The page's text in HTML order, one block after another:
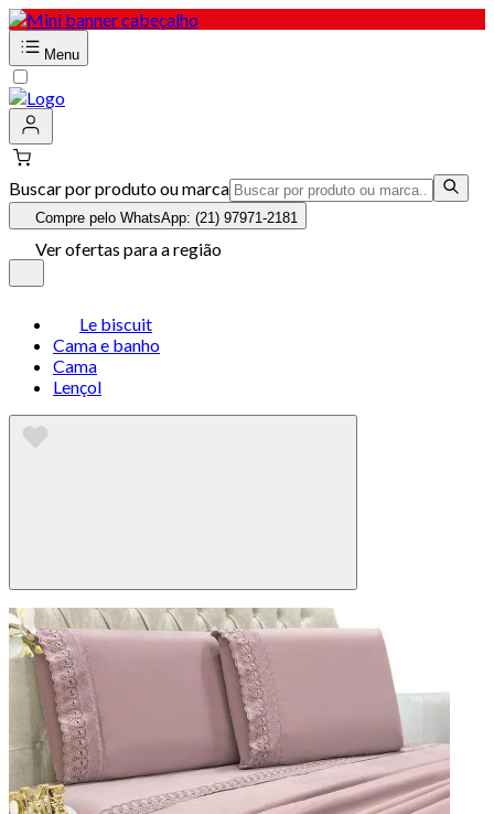
Menu
Buscar por produto ou marca
Compre pelo WhatsApp: (21) 97971-2181
Ver ofertas para a região
Le biscuit
Cama e banho
Cama
Lençol